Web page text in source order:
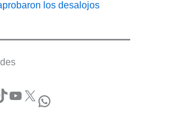
los desalojos
YouTube X WhatsApp